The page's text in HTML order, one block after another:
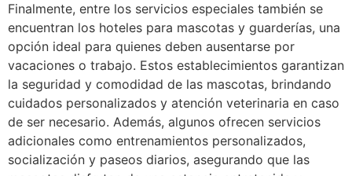
Finalmente, entre los servicios especiales también se
encuentran los hoteles para mascotas y guarderías, una
opción ideal para quienes deben ausentarse por
vacaciones o trabajo. Estos establecimientos garantizan
la seguridad y comodidad de las mascotas, brindando
cuidados personalizados y atención veterinaria en caso
de ser necesario. Además, algunos ofrecen servicios
adicionales como entrenamientos personalizados,
socialización y paseos diarios, asegurando que las